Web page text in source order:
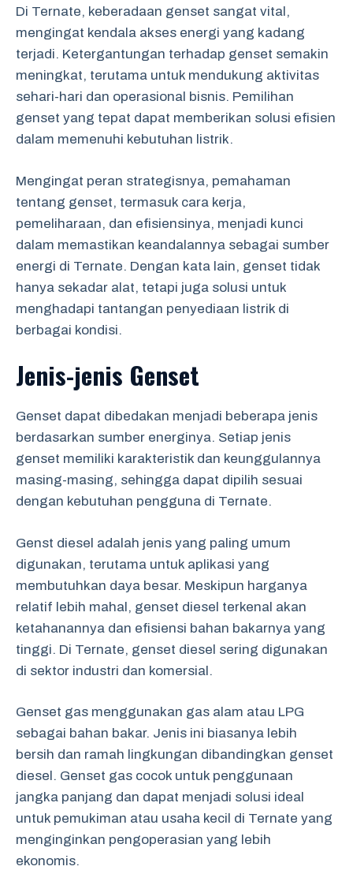
Di Ternate, keberadaan genset sangat vital,
mengingat kendala akses energi yang kadang
terjadi. Ketergantungan terhadap genset semakin
meningkat, terutama untuk mendukung aktivitas
sehari-hari dan operasional bisnis. Pemilihan
genset yang tepat dapat memberikan solusi efisien
dalam memenuhi kebutuhan listrik.
Mengingat peran strategisnya, pemahaman
tentang genset, termasuk cara kerja,
pemeliharaan, dan efisiensinya, menjadi kunci
dalam memastikan keandalannya sebagai sumber
energi di Ternate. Dengan kata lain, genset tidak
hanya sekadar alat, tetapi juga solusi untuk
menghadapi tantangan penyediaan listrik di
berbagai kondisi.
Jenis-jenis Genset
Genset dapat dibedakan menjadi beberapa jenis
berdasarkan sumber energinya. Setiap jenis
genset memiliki karakteristik dan keunggulannya
masing-masing, sehingga dapat dipilih sesuai
dengan kebutuhan pengguna di Ternate.
Genst diesel adalah jenis yang paling umum
digunakan, terutama untuk aplikasi yang
membutuhkan daya besar. Meskipun harganya
relatif lebih mahal, genset diesel terkenal akan
ketahanannya dan efisiensi bahan bakarnya yang
tinggi. Di Ternate, genset diesel sering digunakan
di sektor industri dan komersial.
Genset gas menggunakan gas alam atau LPG
sebagai bahan bakar. Jenis ini biasanya lebih
bersih dan ramah lingkungan dibandingkan genset
diesel. Genset gas cocok untuk penggunaan
jangka panjang dan dapat menjadi solusi ideal
untuk pemukiman atau usaha kecil di Ternate yang
menginginkan pengoperasian yang lebih
ekonomis.